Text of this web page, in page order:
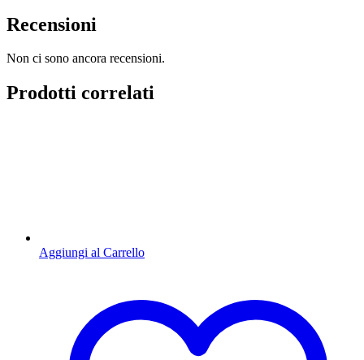
Recensioni
Non ci sono ancora recensioni.
Prodotti correlati
Aggiungi al Carrello